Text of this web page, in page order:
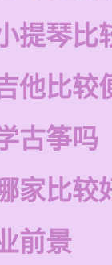
提琴比
他比较
古筝吗
家比较
前景